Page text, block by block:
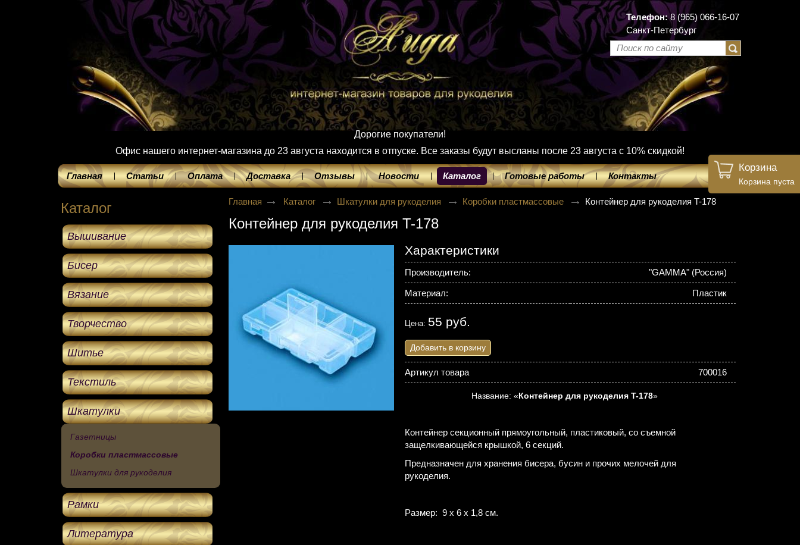
Телефон:8 (965) 066-16-07
Санкт-Петербург
Дорогие покупатели!
Офис нашего интернет-магазина до 23 августа находится в отпуске. Все заказы будут высланы после 23 августа с 10% скидкой!
Главная Статьи Оплата Доставка Отзывы Новости Каталог Готовые работы Контакты
Каталог
Вышивание
Бисер
Вязание
Творчество
Шитье
Текстиль
Шкатулки
Газетницы
Коробки пластмассовые
Шкатулки для рукоделия
Рамки
Литература
Корзина
Корзина пуста
Главная Каталог Шкатулки для рукоделия Коробки пластмассовые Контейнер для рукоделия T-178
Контейнер для рукоделия T-178
Характеристики
Производитель: "GAMMA" (Россия)
Материал: Пластик
Цена: 55 руб.
Добавить в корзину
Артикул товара 700016
Название: «Контейнер для рукоделия T-178»
Контейнер секционный прямоугольный, пластиковый, со съемной
защелкивающейся крышкой, 6 секций.
Предназначен для хранения бисера, бусин и прочих мелочей для
рукоделия.
Размер: 9 x 6 x 1,8 см.